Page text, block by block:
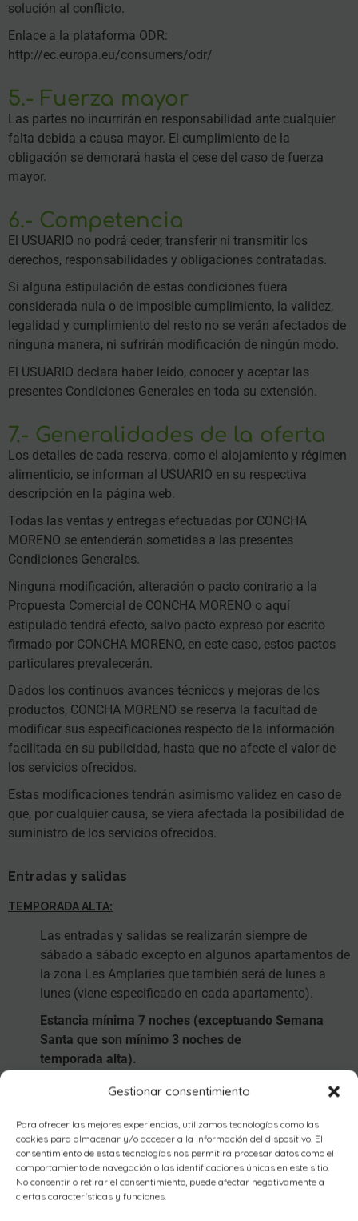
Gestionar consentimiento
Para ofrecer las mejores experiencias, utilizamos tecnologías como las
cookies para almacenar y/o acceder a la información del dispositivo. El
consentimiento de estas tecnologías nos permitirá procesar datos como el
comportamiento de navegación o las identificaciones únicas en este sitio.
No consentir o retirar el consentimiento, puede afectar negativamente a
ciertas características y funciones.
solución al conflicto.
Enlace a la plataforma ODR:
http://ec.europa.eu/consumers/odr/
5.- Fuerza mayor
Las partes no incurrirán en responsabilidad ante cualquier
falta debida a causa mayor. El cumplimiento de la
obligación se demorará hasta el cese del caso de fuerza
mayor.
6.- Competencia
El USUARIO no podrá ceder, transferir ni transmitir los
derechos, responsabilidades y obligaciones contratadas.
Si alguna estipulación de estas condiciones fuera
considerada nula o de imposible cumplimiento, la validez,
legalidad y cumplimiento del resto no se verán afectados de
ninguna manera, ni sufrirán modificación de ningún modo.
El USUARIO declara haber leído, conocer y aceptar las
presentes Condiciones Generales en toda su extensión.
7.- Generalidades de la oferta
Los detalles de cada reserva, como el alojamiento y régimen
alimenticio, se informan al USUARIO en su respectiva
descripción en la página web.
Todas las ventas y entregas efectuadas por CONCHA
MORENO se entenderán sometidas a las presentes
Condiciones Generales.
Ninguna modificación, alteración o pacto contrario a la
Propuesta Comercial de CONCHA MORENO o aquí
estipulado tendrá efecto, salvo pacto expreso por escrito
firmado por CONCHA MORENO, en este caso, estos pactos
particulares prevalecerán.
Dados los continuos avances técnicos y mejoras de los
productos, CONCHA MORENO se reserva la facultad de
modificar sus especificaciones respecto de la información
facilitada en su publicidad, hasta que no afecte el valor de
los servicios ofrecidos.
Estas modificaciones tendrán asimismo validez en caso de
que, por cualquier causa, se viera afectada la posibilidad de
suministro de los servicios ofrecidos.
Entradas y salidas
TEMPORADA ALTA:
Las entradas y salidas se realizarán siempre de
sábado a sábado excepto en algunos apartamentos de
la zona Les Amplaries que también será de lunes a
lunes (viene especificado en cada apartamento).
Estancia mínima 7 noches (exceptuando Semana
Santa que son mínimo 3 noches de
temporada alta).
Las reservas de 14 días o más, incluyen un
13% de
TEMPORADA BAJA:
De lunes a viernes (cualquier día).
Estancia mínima 7 días